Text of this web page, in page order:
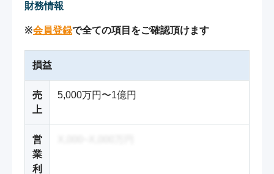
財務情報
※会員登録で全ての項目をご確認頂けます
損益
売
上
5,000万円〜1億円
営
業
利